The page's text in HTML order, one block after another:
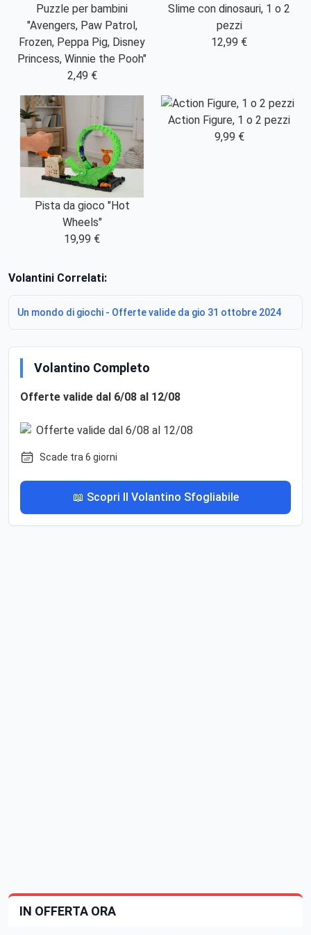
Puzzle per bambini
"Avengers, Paw Patrol,
Frozen, Peppa Pig, Disney
Princess, Winnie the Pooh"
2,49 €
Slime con dinosauri, 1 o 2
pezzi
12,99 €
Pista da gioco "Hot
Wheels"
19,99 €
Action Figure, 1 o 2 pezzi
9,99 €
Volantini Correlati:
Un mondo di giochi - Offerte valide da gio 31 ottobre 2024
Volantino Completo
Offerte valide dal 6/08 al 12/08
Scade tra 6 giorni
📖 Scopri Il Volantino Sfogliabile
IN OFFERTA ORA